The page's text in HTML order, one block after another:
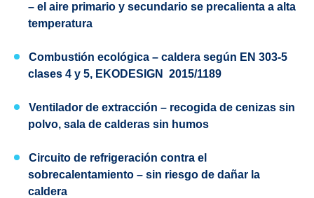
– el aire primario y secundario se precalienta a alta
temperatura
Combustión ecológica – caldera según EN 303-5
clases 4 y 5, EKODESIGN 2015/1189
Ventilador de extracción – recogida de cenizas sin
polvo, sala de calderas sin humos
Circuito de refrigeración contra el
sobrecalentamiento – sin riesgo de dañar la
caldera